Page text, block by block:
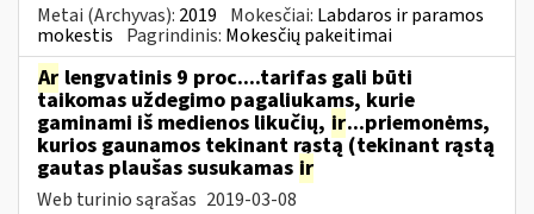
Metai (Archyvas): 2019 Mokesčiai: Labdaros ir paramos
mokestis Pagrindinis: Mokesčių pakeitimai
Ar lengvatinis 9 proc....tarifas gali būti
taikomas uždegimo pagaliukams, kurie
gaminami iš medienos likučių, ir...priemonėms,
kurios gaunamos tekinant rąstą (tekinant rąstą
gautas plaušas susukamas ir
Web turinio sąrašas 2019-03-08